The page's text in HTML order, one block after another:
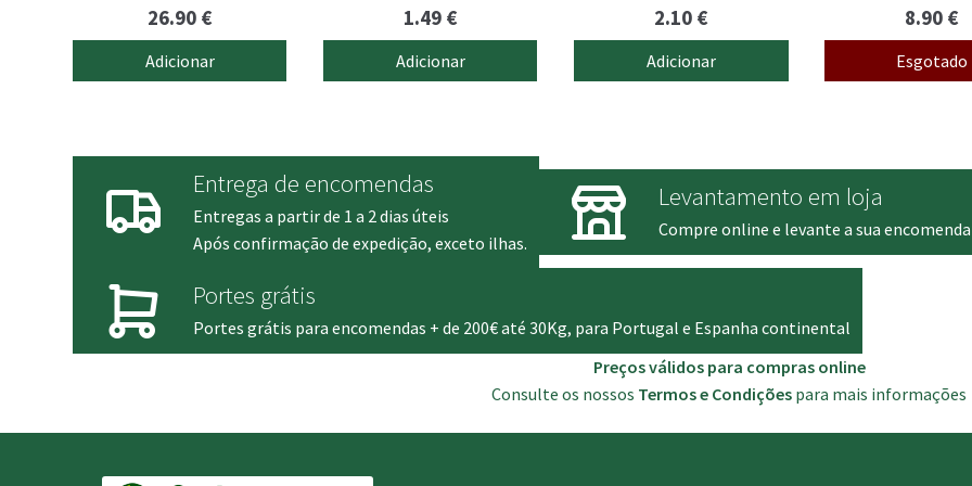
26.90 €
Adicionar
1.49 €
Adicionar
2.10 €
Adicionar
8.90 €
Esgotado
Entrega de encomendas
Entregas a partir de 1 a 2 dias úteis
Após confirmação de expedição, exceto ilhas.
Levantamento em loja
Compre online e levante a sua
Portes grátis
Portes grátis para encomendas + de 200€ até 30Kg, para Portugal e Espanha continental
Preços válidos para compras online
Consulte os nossos Termos e Condições para mais informações